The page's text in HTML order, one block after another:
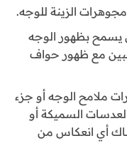
الزينة للوجه.
يسمح بظهور الوجه
مع ظهور حواف
ملامح الوجه أو جزء
السميكة أو
أي انعكاس من